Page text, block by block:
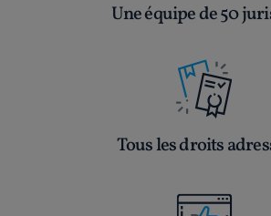
Une équipe de 50
Tous les droits